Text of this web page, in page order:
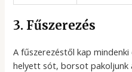
3. Fűszerezés
A fűszerezéstől kap
helyett sót, borsot pakoljunk